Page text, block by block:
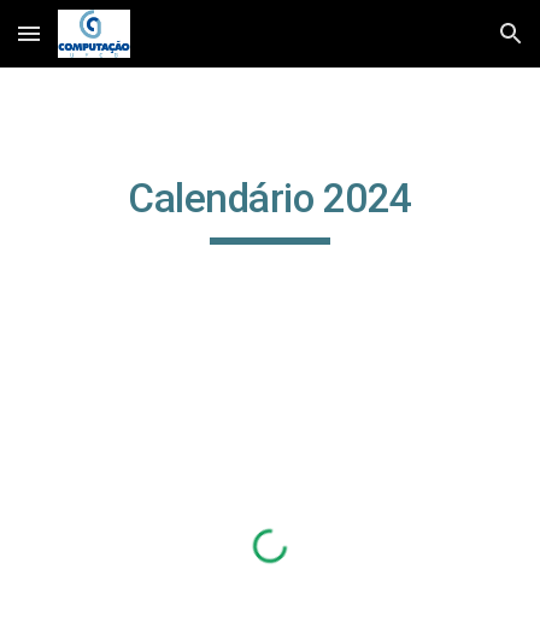
Skip to main content Skip to navigation
Calendário 2024